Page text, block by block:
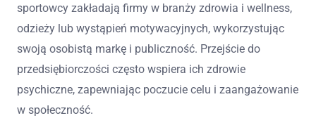
sportowcy zakładają firmy w branży zdrowia i wellness,
odzieży lub wystąpień motywacyjnych, wykorzystując
swoją osobistą markę i publiczność. Przejście do
przedsiębiorczości często wspiera ich zdrowie
psychiczne, zapewniając poczucie celu i zaangażowanie
w społeczność.